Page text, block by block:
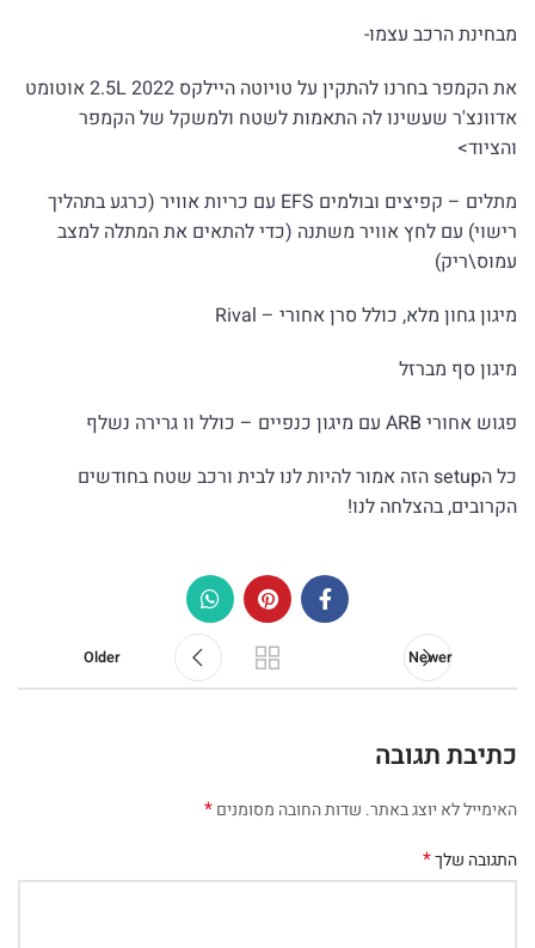
מבחינת הרכב עצמו-
את הקמפר בחרנו להתקין על טויוטה
היילקס 2022 2.5L אוטומט
אדוונצ'ר שעשינו לה התאמות לשטח ולמשקל של הקמפר
והציוד>
מתלים – קפיצים ובולמים EFS עם כריות אוויר (כרגע בתהליך
רישוי) עם לחץ אוויר משתנה (כדי להתאים את המתלה למצב
עמוס\ריק)
מיגון גחון מלא, כולל סרן אחורי – Rival
מיגון סף מברזל
פגוש אחורי ARB עם מיגון כנפיים – כולל וו גרירה נשלף
כל הsetup הזה אמור להיות לנו לבית ורכב שטח בחודשים
הקרובים, בהצלחה לנו!
Newer
Older
כתיבת תגובה
האימייל לא יוצג באתר. שדות החובה מסומנים*
התגובה שלך*